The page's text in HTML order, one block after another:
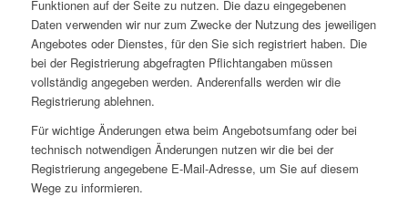
Funktionen auf der Seite zu nutzen. Die dazu eingegebenen
Daten verwenden wir nur zum Zwecke der Nutzung des jeweiligen
Angebotes oder Dienstes, für den Sie sich registriert haben. Die
bei der Registrierung abgefragten Pflichtangaben müssen
vollständig angegeben werden. Anderenfalls werden wir die
Registrierung ablehnen.
Für wichtige Änderungen etwa beim Angebotsumfang oder bei
technisch notwendigen Änderungen nutzen wir die bei der
Registrierung angegebene E-Mail-Adresse, um Sie auf diesem
Wege zu informieren.